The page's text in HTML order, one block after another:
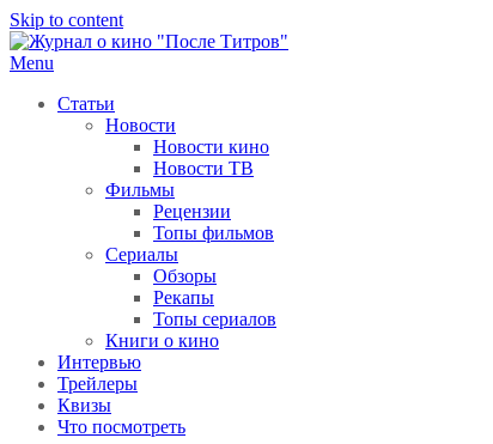
Skip to content
Menu
Статьи
Новости
Новости кино
Новости ТВ
Фильмы
Рецензии
Топы фильмов
Сериалы
Обзоры
Рекапы
Топы сериалов
Книги о кино
Интервью
Трейлеры
Квизы
Что посмотреть